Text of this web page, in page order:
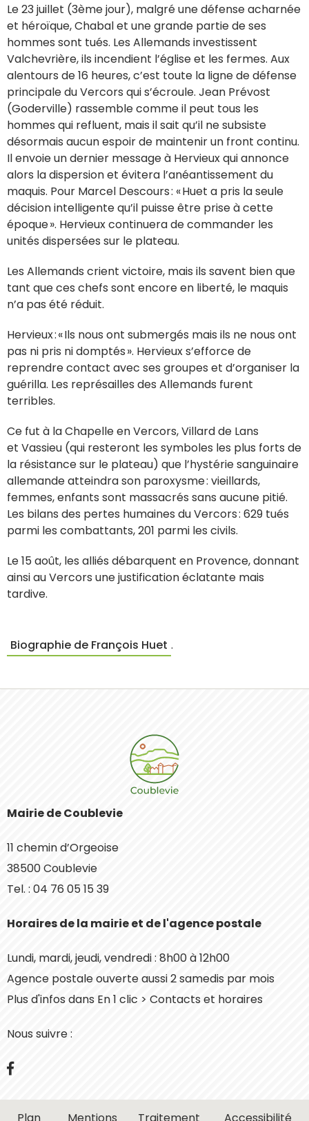
Le 23 juillet (3ème jour), malgré une défense acharnée
et héroïque, Chabal et une grande partie de ses
hommes sont tués. Les Allemands investissent
Valchevrière, ils incendient l’église et les fermes. Aux
alentours de 16 heures, c’est toute la ligne de défense
principale du Vercors qui s’écroule. Jean Prévost
(Goderville) rassemble comme il peut tous les
hommes qui refluent, mais il sait qu’il ne subsiste
désormais aucun espoir de maintenir un front continu.
Il envoie un dernier message à Hervieux qui annonce
alors la dispersion et évitera l’anéantissement du
maquis. Pour Marcel Descours : « Huet a pris la seule
décision intelligente qu’il puisse être prise à cette
époque ». Hervieux continuera de commander les
unités dispersées sur le plateau.
Les Allemands crient victoire, mais ils savent bien que
tant que ces chefs sont encore en liberté, le maquis
n’a pas été réduit.
Hervieux : « Ils nous ont submergés mais ils ne nous ont
pas ni pris ni domptés ». Hervieux s’efforce de
reprendre contact avec ses groupes et d’organiser la
guérilla. Les représailles des Allemands furent
terribles.
Ce fut à la Chapelle en Vercors, Villard de Lans
et Vassieu (qui resteront les symboles les plus forts de
la résistance sur le plateau) que l’hystérie sanguinaire
allemande atteindra son paroxysme : vieillards,
femmes, enfants sont massacrés sans aucune pitié.
Les bilans des pertes humaines du Vercors : 629 tués
parmi les combattants, 201 parmi les civils.
Le 15 août, les alliés débarquent en Provence, donnant
ainsi au Vercors une justification éclatante mais
tardive.
Biographie de François Huet .
Mairie de Coublevie
11 chemin d’Orgeoise
38500 Coublevie
Tel. : 04 76 05 15 39
Horaires de la mairie et de l'agence postale
Lundi, mardi, jeudi, vendredi : 8h00 à 12h00
Agence postale ouverte aussi 2 samedis par mois
Plus d'infos dans En 1 clic > Contacts et horaires
Nous suivre :
Facebook
Plan Mentions Traitement Accessibilité